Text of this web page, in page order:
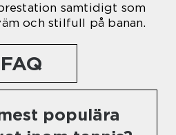
samtidigt som
och stilfull på banan.
FAQ
populära